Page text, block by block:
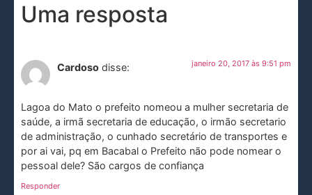
Uma resposta
Cardoso disse: janeiro 20, 2017 às 9:51 pm
Lagoa do Mato o prefeito nomeou a mulher secretaria de
saúde, a irmã secretaria de educação, o irmão secretario
de administração, o cunhado secretário de transportes e
por ai vai, pq em Bacabal o Prefeito não pode nomear o
pessoal dele? São cargos de confiança
Responder